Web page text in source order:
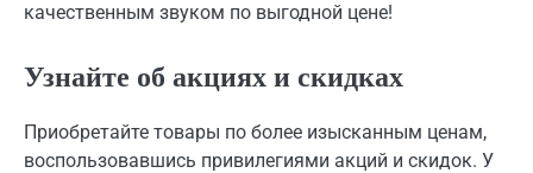
качественным звуком по выгодной цене!
Узнайте об акциях и скидках
Приобретайте товары по более изысканным ценам,
воспользовавшись привилегиями акций и скидок. У